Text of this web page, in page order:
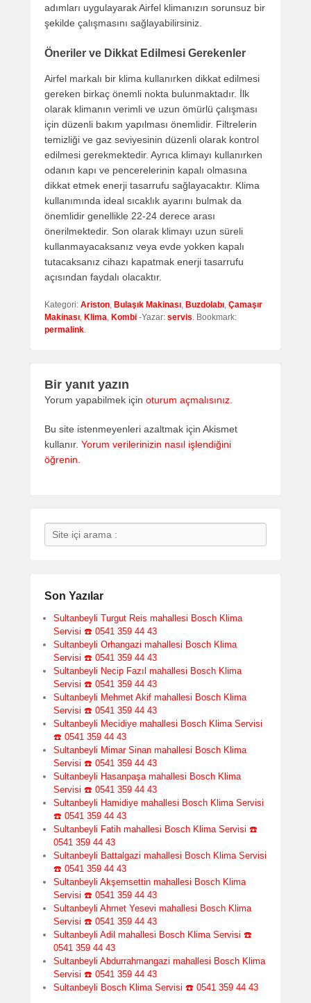
adımları uygulayarak Airfel klimanızın sorunsuz bir
şekilde çalışmasını sağlayabilirsiniz.
Öneriler ve Dikkat Edilmesi Gerekenler
Airfel markalı bir klima kullanırken dikkat edilmesi
gereken birkaç önemli nokta bulunmaktadır. İlk
olarak klimanın verimli ve uzun ömürlü çalışması
için düzenli bakım yapılması önemlidir. Filtrelerin
temizliği ve gaz seviyesinin düzenli olarak kontrol
edilmesi gerekmektedir. Ayrıca klimayı kullanırken
odanın kapı ve pencerelerinin kapalı olmasına
dikkat etmek enerji tasarrufu sağlayacaktır. Klima
kullanımında ideal sıcaklık ayarını bulmak da
önemlidir genellikle 22-24 derece arası
önerilmektedir. Son olarak klimayı uzun süreli
kullanmayacaksanız veya evde yokken kapalı
tutacaksanız cihazı kapatmak enerji tasarrufu
açısından faydalı olacaktır.
Kategori: Ariston Bulaşık Makinası Buzdolabı Çamaşır
Makinası Klima Kombi -Yazar: servis . Bookmark:
permalink
Bir yanıt yazın
Yorum yapabilmek için oturum açmalısınız
Bu site istenmeyenleri azaltmak için Akismet
kullanır. Yorum verilerinizin nasıl işlendiğini
öğrenin.
Search
Son Yazılar
Sultanbeyli Turgut Reis mahallesi Bosch Klima
Servisi ☎️ 0541 359 44 43
Sultanbeyli Orhangazi mahallesi Bosch Klima
Servisi ☎️ 0541 359 44 43
Sultanbeyli Necip Fazıl mahallesi Bosch Klima
Servisi ☎️ 0541 359 44 43
Sultanbeyli Mehmet Akif mahallesi Bosch Klima
Servisi ☎️ 0541 359 44 43
Sultanbeyli Mecidiye mahallesi Bosch Klima Servisi
☎️ 0541 359 44 43
Sultanbeyli Mimar Sinan mahallesi Bosch Klima
Servisi ☎️ 0541 359 44 43
Sultanbeyli Hasanpaşa mahallesi Bosch Klima
Servisi ☎️ 0541 359 44 43
Sultanbeyli Hamidiye mahallesi Bosch Klima Servisi
☎️ 0541 359 44 43
Sultanbeyli Fatih mahallesi Bosch Klima Servisi ☎️
0541 359 44 43
Sultanbeyli Battalgazi mahallesi Bosch Klima Servisi
☎️ 0541 359 44 43
Sultanbeyli Akşemsettin mahallesi Bosch Klima
Servisi ☎️ 0541 359 44 43
Sultanbeyli Ahmet Yesevi mahallesi Bosch Klima
Servisi ☎️ 0541 359 44 43
Sultanbeyli Adil mahallesi Bosch Klima Servisi ☎️
0541 359 44 43
Sultanbeyli Abdurrahmangazi mahallesi Bosch Klima
Servisi ☎️ 0541 359 44 43
Sultanbeyli Bosch Klima Servisi ☎️ 0541 359 44 43